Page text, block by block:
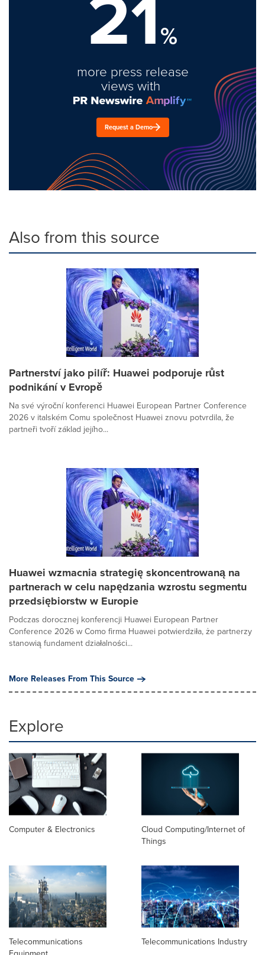
%
more press release
views with
Request a Demo
Also from this source
Partnerství jako pilíř: Huawei podporuje růst
podnikání v Evropě
Na své výroční konferenci Huawei European Partner Conference
2026 v italském Comu společnost Huawei znovu potvrdila, že
partneři tvoří základ jejího...
Huawei wzmacnia strategię skoncentrowaną na
partnerach w celu napędzania wzrostu segmentu
przedsiębiorstw w Europie
Podczas dorocznej konferencji Huawei European Partner
Conference 2026 w Como firma Huawei potwierdziła, że partnerzy
stanowią fundament działalności...
More Releases From This Source
Explore
Computer & Electronics
Cloud Computing/Internet of
Things
Telecommunications
Telecommunications Industry